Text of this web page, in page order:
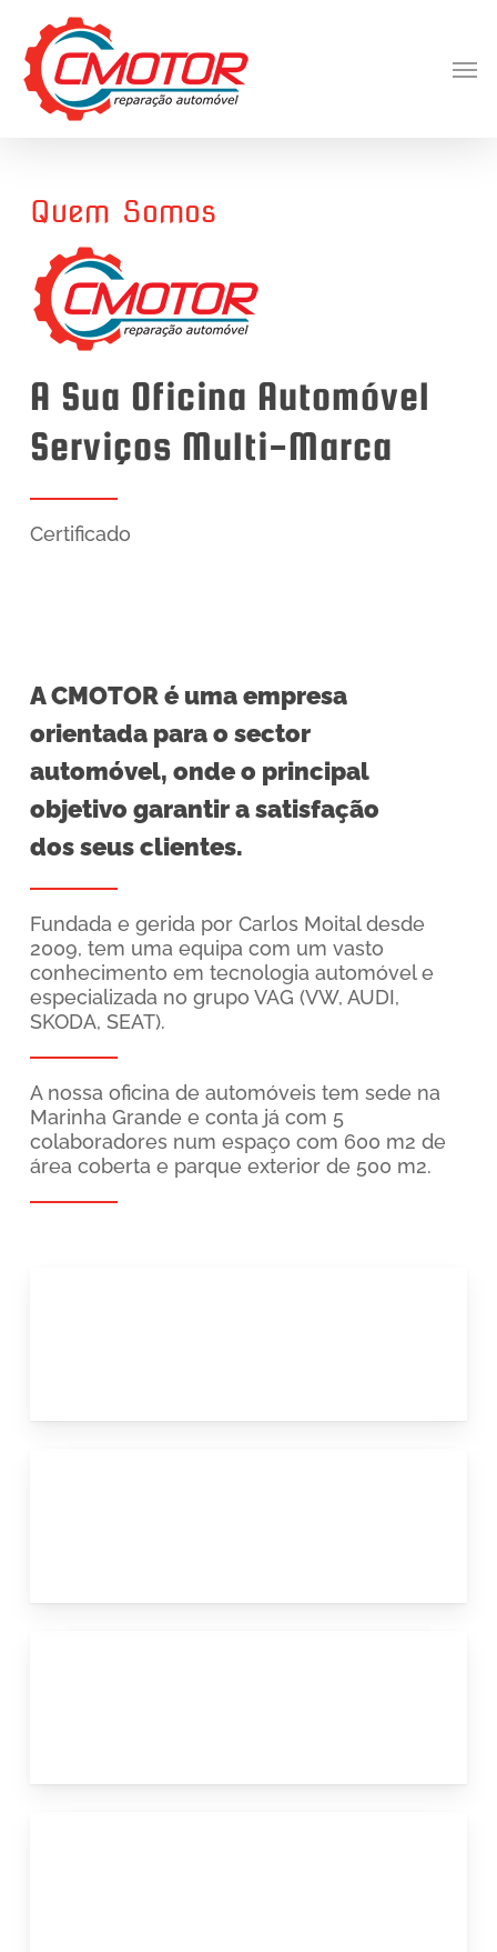
main
content
Quem Somos
A Sua Oficina Automóvel
Serviços Multi-Marca
Certificado
A CMOTOR é uma empresa
orientada para o sector
automóvel, onde o principal
objetivo garantir a satisfação
dos seus clientes.
Fundada e gerida por Carlos Moital desde
2009, tem uma equipa com um vasto
conhecimento em tecnologia automóvel e
especializada no grupo VAG (VW, AUDI,
SKODA, SEAT).
A nossa oficina de automóveis tem sede na
Marinha Grande e conta já com 5
colaboradores num espaço com 600 m2 de
área coberta e parque exterior de 500 m2.